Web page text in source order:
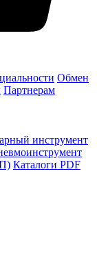
Обмен
Партнерам
инструмент
Каталоги PDF